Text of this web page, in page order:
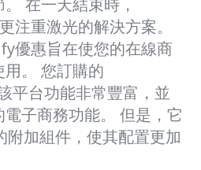
在一天結束時，
注重激光的解決方案。
優惠旨在使您的在線商
。 您訂購的
平台功能非常豐富，並
子商務功能。 但是，它
加組件，使其配置更加